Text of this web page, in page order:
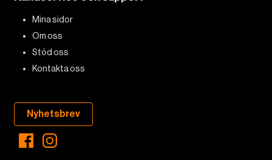
Mina sidor
Om oss
Stöd oss
Kontakta oss
Nyhetsbrev